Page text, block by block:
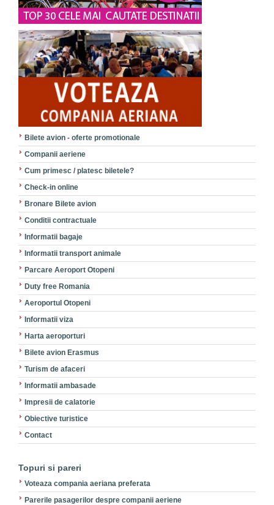
Bilete avion - oferte promotionale
Companii aeriene
Cum primesc / platesc biletele?
Check-in online
Bronare Bilete avion
Conditii contractuale
Informatii bagaje
Informatii transport animale
Parcare Aeroport Otopeni
Duty free Romania
Aeroportul Otopeni
Informatii viza
Harta aeroporturi
Bilete avion Erasmus
Turism de afaceri
Informatii ambasade
Impresii de calatorie
Obiective turistice
Contact
Topuri si pareri
Voteaza compania aeriana preferata
Parerile pasagerilor despre companii aeriene